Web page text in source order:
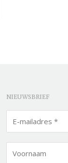
NIEUWSBRIEF